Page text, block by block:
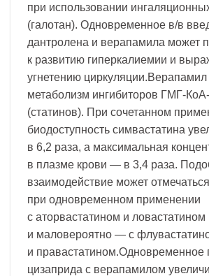
при использовании
(галотан). Одновременное в/в
дантролена и верапамила может
к развитию гиперкалиемии и
угнетению циркуляции.Верапамил
метаболизм ингибиторов ГМГ-
(статинов). При сочетанном
биодоступность симвастатина
в 6,2 раза, а максимальная
в плазме крови — в 3,4 раза.
взаимодействие может отмечаться
при одновременном применении
с аторвастатином и ловастатином
и маловероятно — с
и правастатином.Одновременное
цизаприда с верапамилом